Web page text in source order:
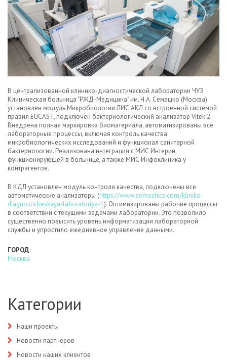
В централизованной клинико-диагностической лаборатории ЧУЗ
Клиническая больница "РЖД-Медицина" им. Н.А. Семашко (Москва)
установлен модуль Микробиологии ЛИС АКЛ со встроенной системой
правил EUCAST, подключен бактериологический анализатор Vitеk 2.
Внедрена полная маркировка биоматериала, автоматизированы все
лабораторные процессы, включая контроль качества
микробиологических исследований и функционал санитарной
бактериологии. Реализована интеграция с МИС Интерин,
функционирующей в больнице, а также МИС Инфоклиника у
контрагентов.
В КДЛ установлен модуль контроля качества, подключены все
автоматические анализаторы (https://www.semashko.com/kliniko-
diagnosticheskaya-laboratoriya-1). Оптимизированы рабочие процессы
в соответствии с текущими задачами лаборатории. Это позволило
существенно повысить уровень информатизации лабораторной
службы и упростило ежедневное управление данными.
ГОРОД:
Москва
Категории
Наши проекты
Новости партнеров
Новости наших клиентов